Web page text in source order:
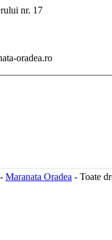
nr. 17
oradea.ro
Maranata Oradea - Toate